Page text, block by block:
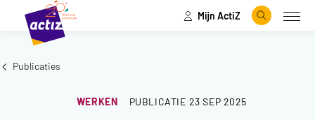
Naar hoofdinhoud
Naar menu Mijn ActiZ
Zoeken
Publicaties
WERKEN PUBLICATIE 23 SEP 2025